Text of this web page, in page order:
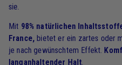
sie.
Mit 98% natürlichen
France, bietet er ein zartes oder
je nach gewünschtem Effekt.
langanhaltender Halt.